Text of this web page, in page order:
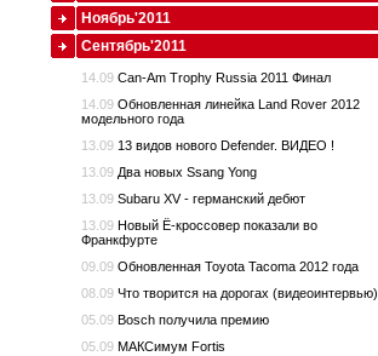
Ноябрь'2011
Сентябрь'2011
14.09 Can-Am Trophy Russia 2011 Финал
14.09 Обновленная линейка Land Rover 2012
модельного года
13.09 13 видов нового Defender. ВИДЕО !
13.09 Два новых Ssang Yong
13.09 Subaru XV - германский дебют
13.09 Новый Ё-кроссовер показали во
Франкфурте
09.09 Обновленная Toyota Tacoma 2012 года
08.09 Что творится на дорогах (видеоинтервью)
05.09 Bosch получила премию
05.09 МАКСимум Fortis